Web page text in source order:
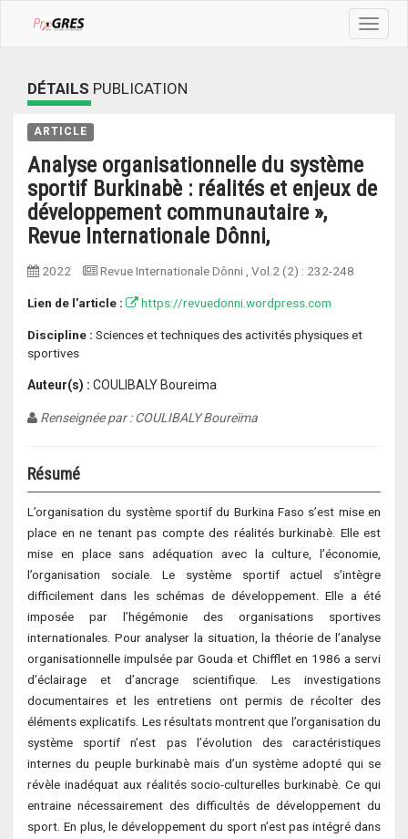
Toggle
DÉTAILS PUBLICATION
ARTICLE
Analyse organisationnelle du système
sportif Burkinabè : réalités et enjeux de
développement communautaire »,
Revue Internationale Dônni,
2022 Revue Internationale Dônni , Vol.2 (2) : 232-248
Lien de l'article : https://revuedonni.wordpress.com
Discipline : Sciences et techniques des activités physiques et
sportives
Auteur(s) : COULIBALY Boureima
Renseignée par : COULIBALY Boureïma
Résumé
L’organisation du système sportif du Burkina Faso s’est mise en
place en ne tenant pas compte des réalités burkinabè. Elle est
mise en place sans adéquation avec la culture, l’économie,
l’organisation sociale. Le système sportif actuel s’intègre
difficilement dans les schémas de développement. Elle a été
imposée par l’hégémonie des organisations sportives
internationales. Pour analyser la situation, la théorie de l’analyse
organisationnelle impulsée par Gouda et Chifflet en 1986 a servi
d’éclairage et d’ancrage scientifique. Les investigations
documentaires et les entretiens ont permis de récolter des
éléments explicatifs. Les résultats montrent que l’organisation du
système sportif n’est pas l’évolution des caractéristiques
internes du peuple burkinabè mais d’un système adopté qui se
révèle inadéquat aux réalités socio-culturelles burkinabè. Ce qui
entraine nécessairement des difficultés de développement du
sport. En plus, le développement du sport n’est pas intégré dans